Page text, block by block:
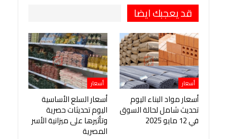
قد يعجبك ايضا
أسعار
أسعار مواد البناء اليوم
تحديث شامل لحالة السوق
في 12 مايو 2025
أسعار
أسعار السلع الأساسية
اليوم تحديثات حصرية
وتأثيرها على ميزانية الأسر
المصرية